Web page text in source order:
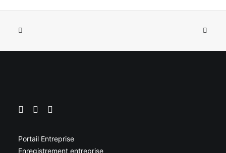
Portail Entreprise
Enregistrement entreprise